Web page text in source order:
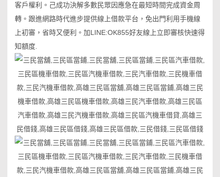
客戶權利。己成功決解多數民眾因應急在最短時間完成資金周
轉。跟進網路時代進步提供線上借款平台，免出門利用手機線
上初審，省時又便利。加LINE:OK855好友線上立即審核快速得
知額度.